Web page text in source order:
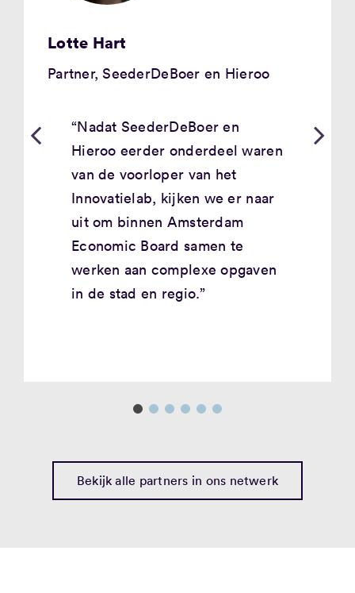
Lotte Hart
Partner, SeederDeBoer en Hieroo
“Nadat SeederDeBoer en
Hieroo eerder onderdeel waren
van de voorloper van het
Innovatielab, kijken we er naar
uit om binnen Amsterdam
Economic Board samen te
werken aan complexe opgaven
in de stad en regio.”
Bekijk alle partners in ons netwerk